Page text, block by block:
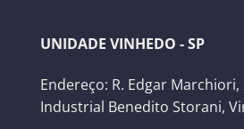
UNIDADE VINHEDO - SP
Endereço: R. Edgar
Industrial Benedito Storani,